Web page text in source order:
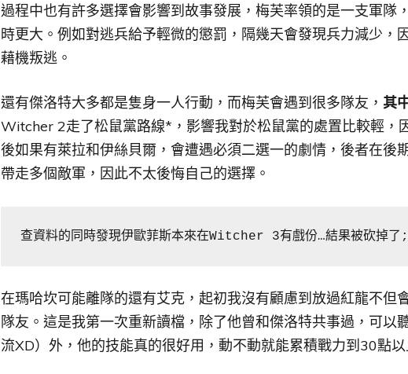
過程中也有許多選擇會影響到故事發展，梅芙率領的是一支軍隊
時更大。例如對逃兵給予輕微的懲罰，隔幾天會發現兵力減少，
藉機叛逃。
還有傑洛特大多都是隻身一人行動，而梅芙會遇到很多隊友， 其
Witcher 2走了松鼠黨路線*，影響我對於松鼠黨的處置比較輕，
後如果有萊拉和伊絲貝爾，會遭遇必須二選一的劇情，後者在後
帶走多個敵軍，因此不太後悔自己的選擇。
查資料的同時發現伊歐菲斯本來在Witcher 3有戲份…結果被砍掉
在瑪哈坎可能離隊的還有艾克，起初我沒有顧慮到放過紅龍不但
隊友。這是我第一次重新讀檔，除了他曾和傑洛特共事過，可以
流XD）外，他的技能真的很好用，動不動就能累積戰力到30點